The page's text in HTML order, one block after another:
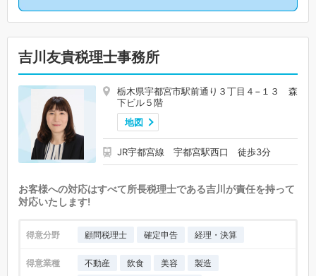
吉川友貴税理士事務所
栃木県宇都宮市駅前通り３丁目４−１３ 森
下ビル５階
地図
JR宇都宮線 宇都宮駅西口 徒歩3分
お客様への対応はすべて所長税理士である吉川が責任を持って
対応いたします!
得意分野 顧問税理士 確定申告 経理・決算
得意業種 不動産 飲食 美容
製造